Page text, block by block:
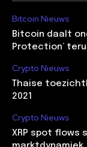
Bitcoin Nieuws
Bitcoin daalt
Protection’
Crypto Nieuws
Thaise
2021
Crypto Nieuws
XRP spot flows